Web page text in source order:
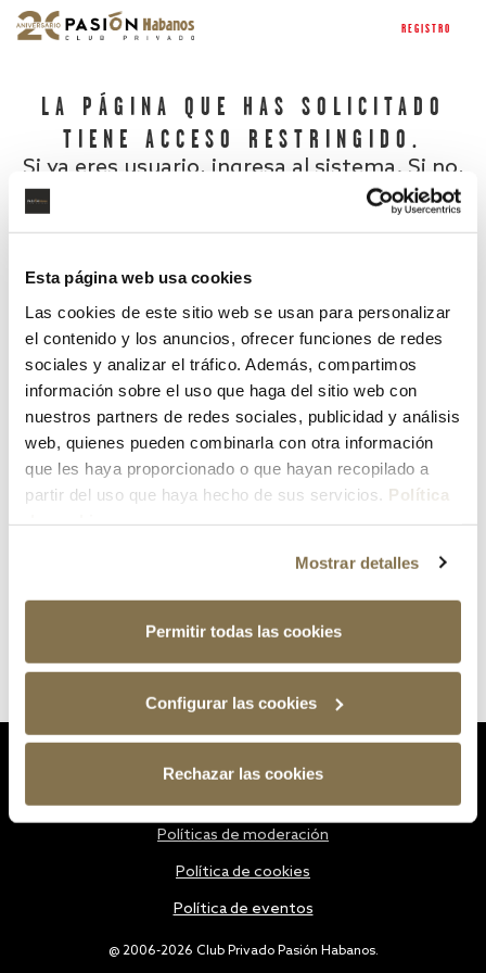
Esta página web usa cookies
Las cookies de este sitio web se usan para personalizar
el contenido y los anuncios, ofrecer funciones de redes
sociales y analizar el tráfico. Además, compartimos
información sobre el uso que haga del sitio web con
nuestros partners de redes sociales, publicidad y análisis
web, quienes pueden combinarla con otra información
que les haya proporcionado o que hayan recopilado a
partir del uso que haya hecho de sus servicios. Política
Mostrar detalles
Permitir todas las cookies
Configurar las cookies
Rechazar las cookies
REGISTRO
LA PÁGINA QUE HAS SOLICITADO
TIENE ACCESO RESTRINGIDO.
Si ya eres usuario, ingresa al sistema. Si no,
¿Has olvidado tu contraseña?
@ 2006-2026 Club Privado Pasión Habanos.
Políticas de moderación
Política de cookies
Política de eventos